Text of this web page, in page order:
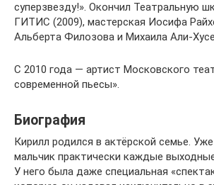
суперзвезду!». Окончил Театральную
ГИТИС (2009), мастерская Иосифа
Альберта Филозова и Михаила Али-
С 2010 года — артист Московского
современной пьесы».
Биография
Кирилл родился в актёрской семье.
мальчик практически каждые
У него была даже специальная